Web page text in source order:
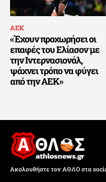
ΑΕΚ
«Έχουν προχωρήσει οι
επαφές του Ελίασον με
την Ιντερνασιονάλ,
ψάχνει τρόπο να φύγει
από την ΑΕΚ»
Ακολουθήστε τον ΑΘΛΟ στα